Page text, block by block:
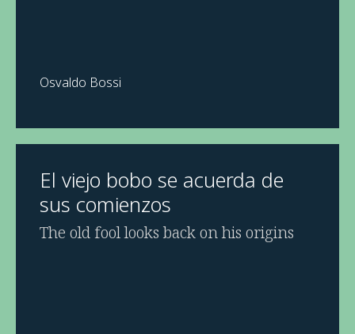
Osvaldo Bossi
El viejo bobo se acuerda de
sus comienzos
The old fool looks back on his origins